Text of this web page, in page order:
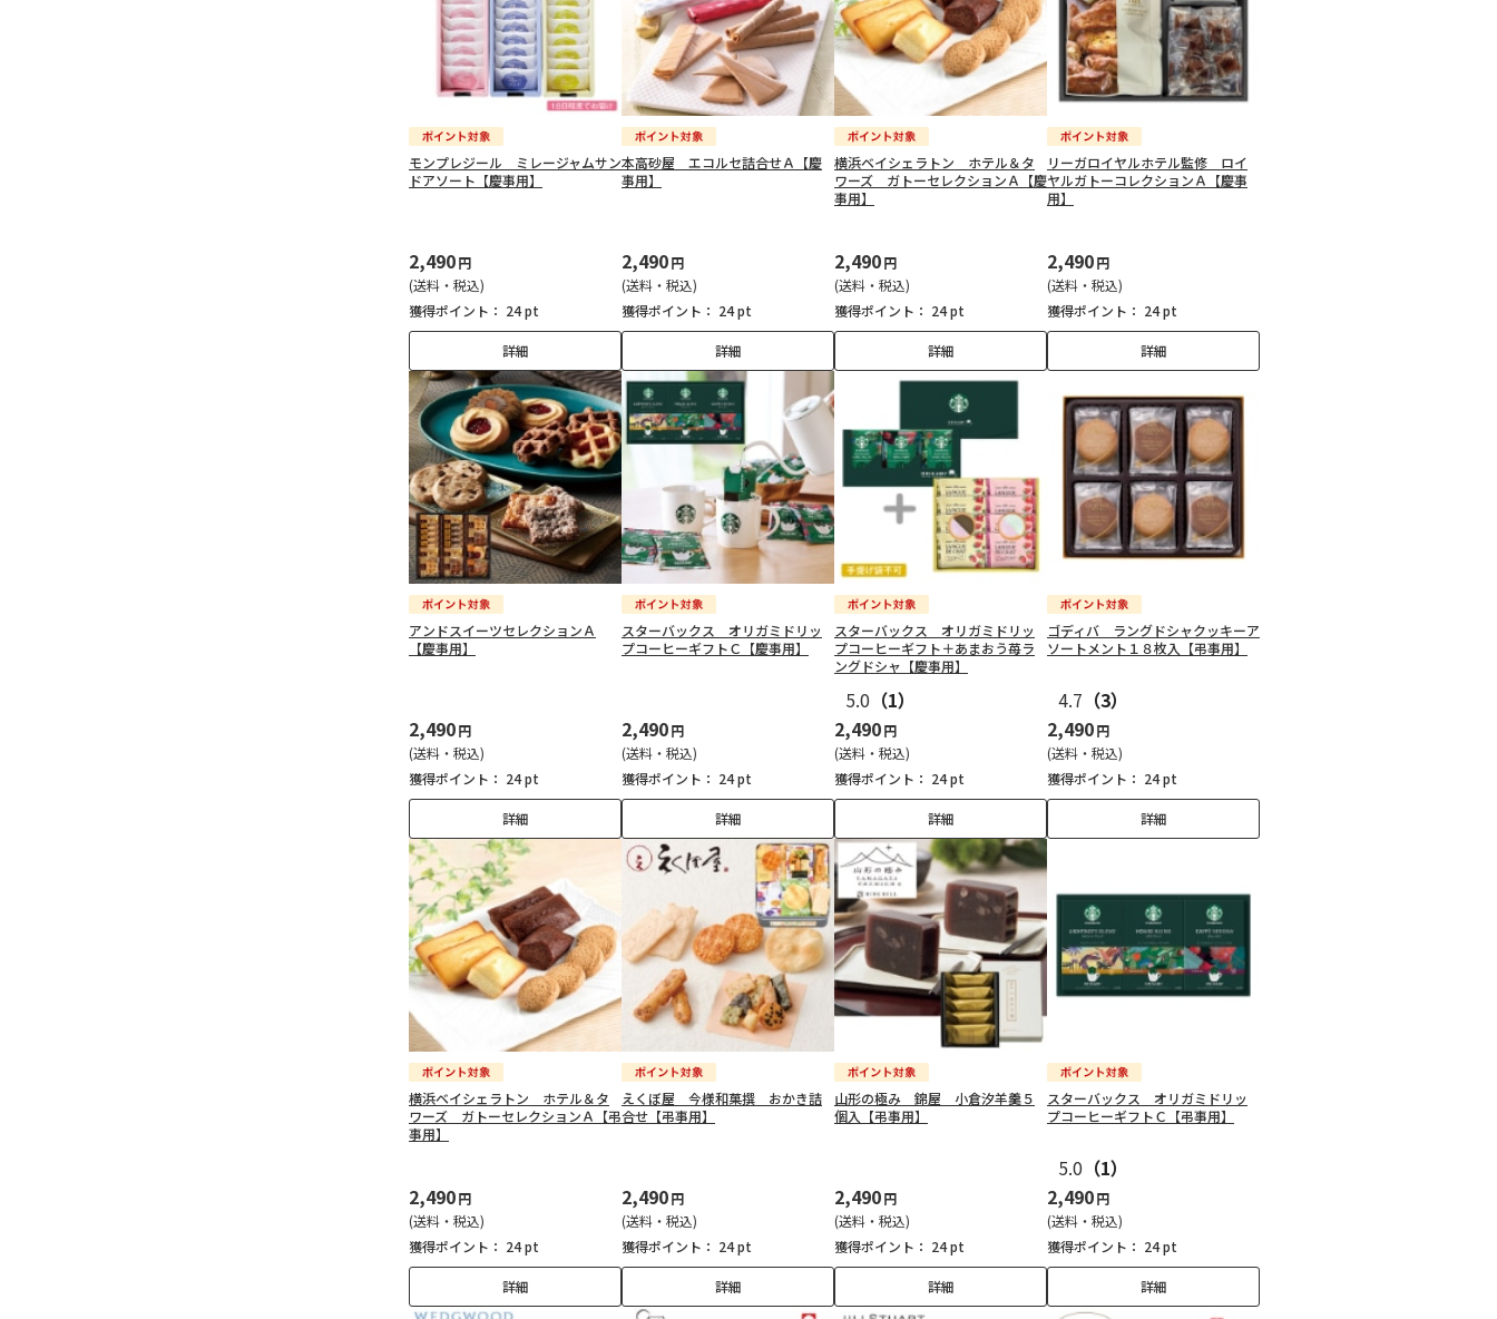
モンプレジール ミレージャムサン
ドアソート【慶事用】
2,490円
(送料・税込)
獲得ポイント： 24 pt
詳細
本高砂屋 エコルセ詰合せＡ【慶
事用】
2,490円
(送料・税込)
獲得ポイント： 24 pt
詳細
横浜ベイシェラトン ホテル＆タ
ワーズ ガトーセレクションＡ【慶
事用】
2,490円
(送料・税込)
獲得ポイント： 24 pt
詳細
リーガロイヤルホテル監修 ロイ
ヤルガトーコレクションＡ【慶事
用】
2,490円
(送料・税込)
獲得ポイント： 24 pt
詳細
アンドスイーツセレクションＡ
【慶事用】
2,490円
(送料・税込)
獲得ポイント： 24 pt
詳細
スターバックス オリガミドリッ
プコーヒーギフトＣ【慶事用】
2,490円
(送料・税込)
獲得ポイント： 24 pt
詳細
スターバックス オリガミドリッ
プコーヒーギフト＋あまおう苺ラ
ングドシャ【慶事用】
5.0 （1）
2,490円
(送料・税込)
獲得ポイント： 24 pt
詳細
ゴディバ ラングドシャクッキーア
ソートメント１８枚入【弔事用】
4.7 （3）
2,490円
(送料・税込)
獲得ポイント： 24 pt
詳細
横浜ベイシェラトン ホテル＆タ
ワーズ ガトーセレクションＡ【弔
事用】
2,490円
(送料・税込)
獲得ポイント： 24 pt
詳細
えくぼ屋 今様和菓撰 おかき詰
合せ【弔事用】
2,490円
(送料・税込)
獲得ポイント： 24 pt
詳細
山形の極み 錦屋 小倉汐羊羹５
個入【弔事用】
2,490円
(送料・税込)
獲得ポイント： 24 pt
詳細
スターバックス オリガミドリッ
プコーヒーギフトＣ【弔事用】
5.0 （1）
2,490円
(送料・税込)
獲得ポイント： 24 pt
詳細